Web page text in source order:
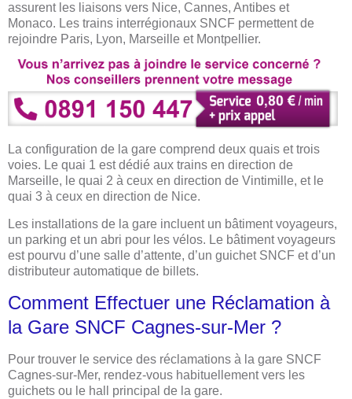
assurent les liaisons vers Nice, Cannes, Antibes et
Monaco. Les trains interrégionaux SNCF permettent de
rejoindre Paris, Lyon, Marseille et Montpellier.
La configuration de la gare comprend deux quais et trois
voies. Le quai 1 est dédié aux trains en direction de
Marseille, le quai 2 à ceux en direction de Vintimille, et le
quai 3 à ceux en direction de Nice.
Les installations de la gare incluent un bâtiment voyageurs,
un parking et un abri pour les vélos. Le bâtiment voyageurs
est pourvu d’une salle d’attente, d’un guichet SNCF et d’un
distributeur automatique de billets.
Comment Effectuer une Réclamation à
la Gare SNCF Cagnes-sur-Mer ?
Pour trouver le service des réclamations à la gare SNCF
Cagnes-sur-Mer, rendez-vous habituellement vers les
guichets ou le hall principal de la gare.